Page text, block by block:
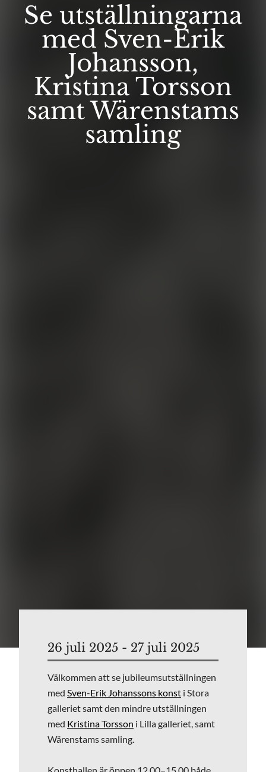
Se utställningarna
med Sven-Erik
Johansson,
Kristina Torsson
samt Wärenstams
samling
26 juli 2025 - 27 juli 2025
Välkommen att se jubileumsutställningen
med Sven-Erik Johanssons konst i Stora
galleriet samt den mindre utställningen
med Kristina Torsson i Lilla galleriet, samt
Wärenstams samling.